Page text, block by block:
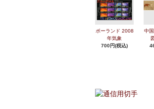
ポーランド 2008
年気象
700円(税込)
中